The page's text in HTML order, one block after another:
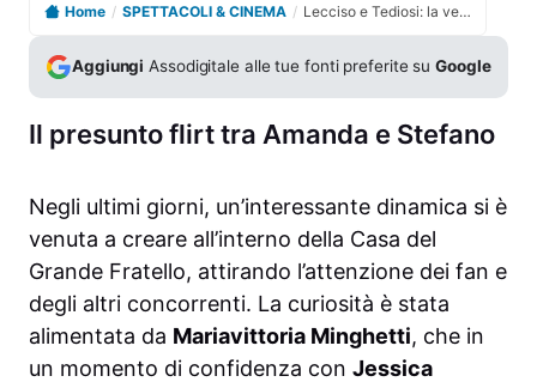
Home / SPETTACOLI & CINEMA / Lecciso e Tediosi: la verità su un possibile amore tra i due vip
Aggiungi Assodigitale alle tue fonti preferite suGoogle
Il presunto flirt tra Amanda e Stefano
Negli ultimi giorni, un’interessante dinamica si è
venuta a creare all’interno della Casa del
Grande Fratello, attirando l’attenzione dei fan e
degli altri concorrenti. La curiosità è stata
alimentata da Mariavittoria Minghetti, che in
un momento di confidenza con Jessica